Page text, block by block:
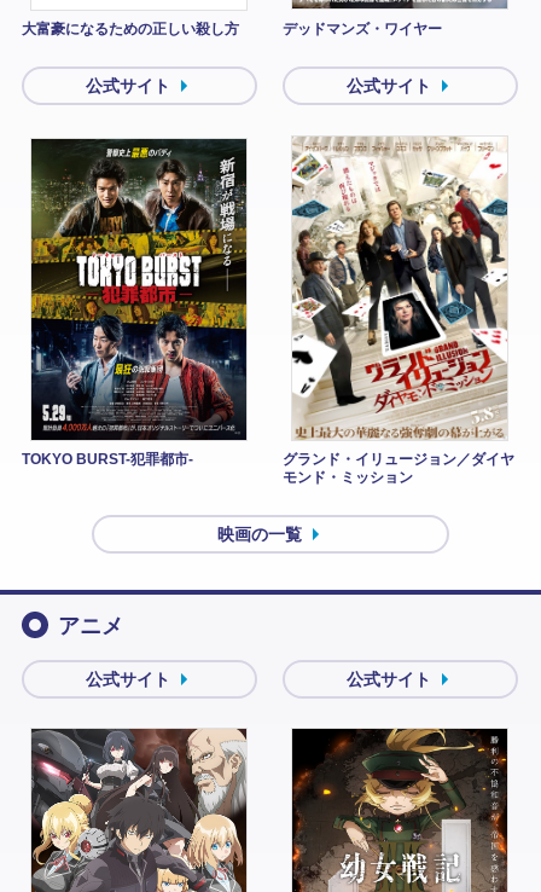
大富豪になるための正しい殺し方 デッドマンズ・ワイヤー
公式サイト
TOKYO BURST-犯罪都市-
公式サイト
グランド・イリュージョン／ダイヤ
モンド・ミッション
映画の一覧
アニメ
公式サイト 公式サイト